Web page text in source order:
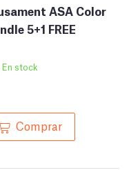
ASA Color
5+1 FREE
En stock
Comprar